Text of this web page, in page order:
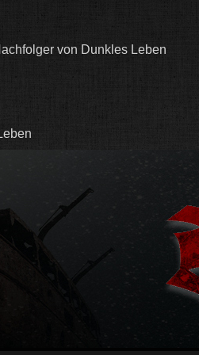
von Dunkles Leben